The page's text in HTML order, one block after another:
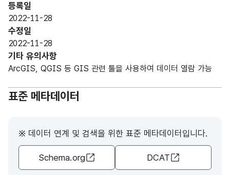
등록일
2022-11-28
수정일
2022-11-28
기타 유의사항
ArcGIS, QGIS 등 GIS 관련 툴을 사용하여 데이터 열람 가능
표준 메타데이터
※ 데이터 연계 및 검색을 위한 표준 메타데이터입니다.
Schema.org DCAT